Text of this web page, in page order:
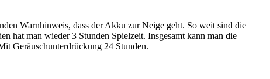
Warnhinweis, dass der Akku zur Neige geht. So weit sind die
hat man wieder 3 Stunden Spielzeit. Insgesamt kann man die
Geräuschunterdrückung 24 Stunden.